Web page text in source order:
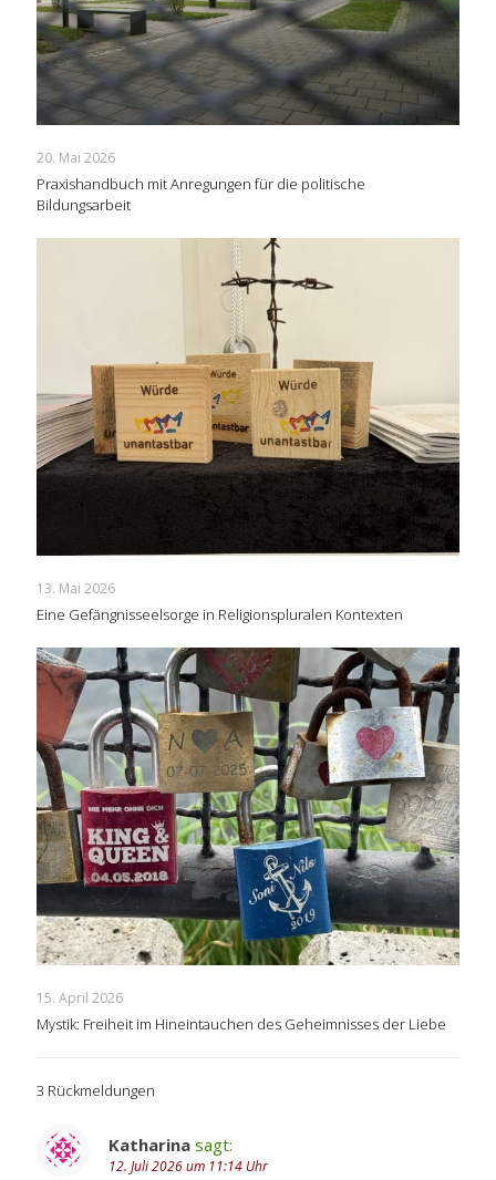
20. Mai 2026
Praxishandbuch mit Anregungen für die politische
Bildungsarbeit
13. Mai 2026
Eine Gefängnisseelsorge in Religionspluralen Kontexten
15. April 2026
Mystik: Freiheit im Hineintauchen des Geheimnisses der Liebe
3 Rückmeldungen
Katharina sagt:
12. Juli 2026 um 11:14 Uhr